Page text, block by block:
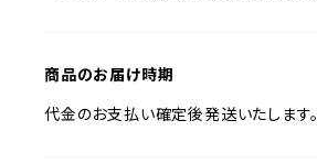
商品のお届け時期
代金のお支払い確定後発送いたします。